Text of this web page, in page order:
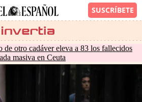
de otro cadáver eleva a 83 los fallecidos
masiva en Ceuta